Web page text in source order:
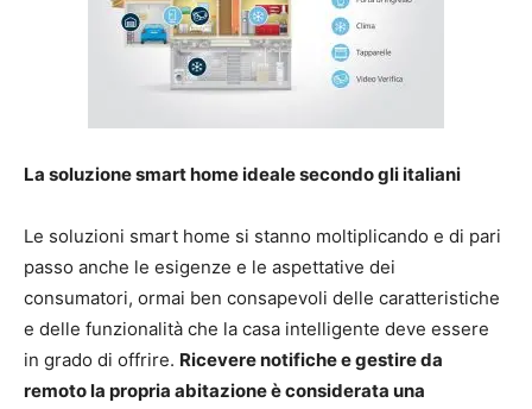
La soluzione smart home ideale secondo gli italiani
Le soluzioni smart home si stanno moltiplicando e di pari
passo anche le esigenze e le aspettative dei
consumatori, ormai ben consapevoli delle caratteristiche
e delle funzionalità che la casa intelligente deve essere
in grado di offrire. Ricevere notifiche e gestire da
remoto la propria abitazione è considerata una